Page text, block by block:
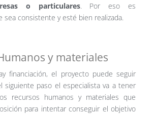
o particulares. Por eso es
sea consistente y esté bien realizada.
y materiales
financiación, el proyecto puede seguir
siguiente paso el especialista va a tener
recursos humanos y materiales que
para intentar conseguir el objetivo